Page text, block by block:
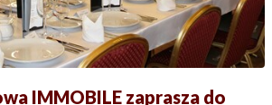
IMMOBILE zaprasza do